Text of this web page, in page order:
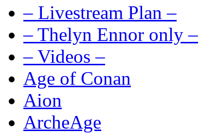
– Livestream Plan –
– Thelyn Ennor only –
– Videos –
Age of Conan
Aion
ArcheAge